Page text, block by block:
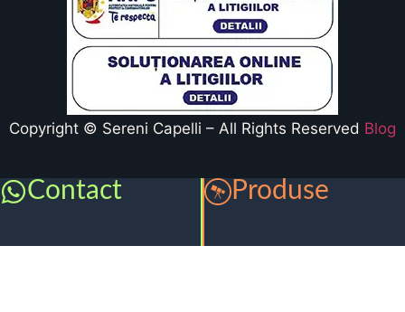
Copyright © Sereni Capelli – All Rights Reserved Blog
Contact Produse